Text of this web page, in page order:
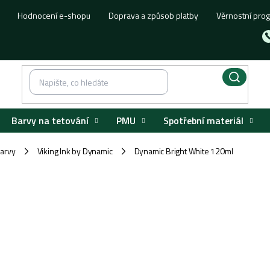
Hodnocení e-shopu Doprava a způsob platby Věrnostní
Barvy na tetování PMU Spotřební materiál
/ Viking Ink by Dynamic / Dynamic Bright White 120ml